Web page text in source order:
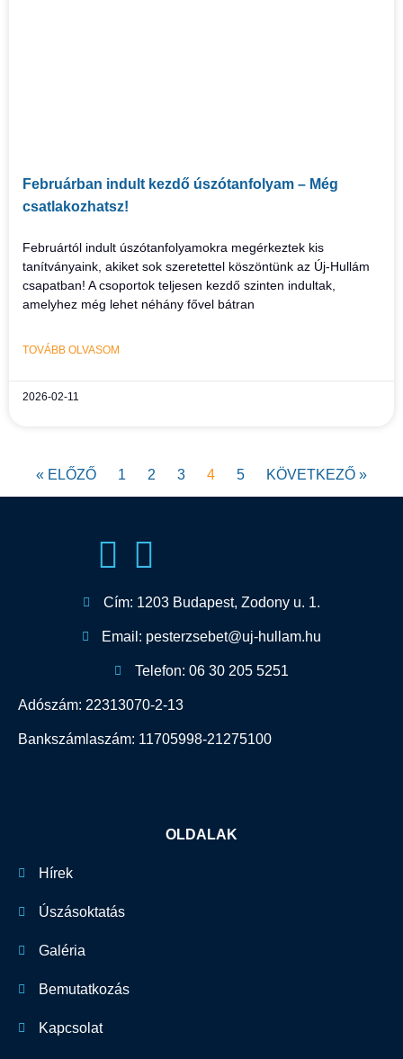
Februárban indult kezdő úszótanfolyam – Még
csatlakozhatsz!
Februártól indult úszótanfolyamokra megérkeztek kis
tanítványaink, akiket sok szeretettel köszöntünk az Új-Hullám
csapatban! A csoportok teljesen kezdő szinten indultak,
amelyhez még lehet néhány fővel bátran
TOVÁBB OLVASOM
2026-02-11
« ELŐZŐ 1 2 3 4 5 KÖVETKEZŐ »
Cím: 1203 Budapest, Zodony u. 1.
Email: pesterzsebet@uj-hullam.hu
Telefon: 06 30 205 5251
Adószám: 22313070-2-13
Bankszámlaszám: 11705998-21275100
OLDALAK
Hírek
Úszásoktatás
Galéria
Bemutatkozás
Kapcsolat